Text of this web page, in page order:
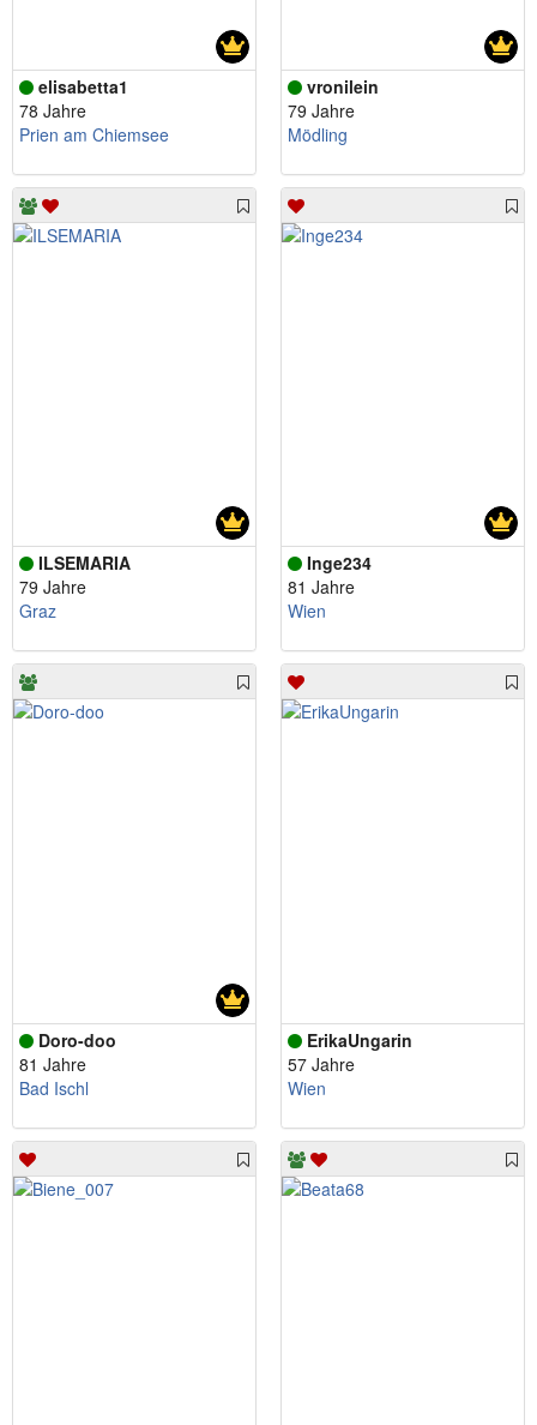
elisabetta1
78 Jahre
Prien am Chiemsee
vronilein
79 Jahre
Mödling
ILSEMARIA
79 Jahre
Graz
Inge234
81 Jahre
Wien
Doro-doo
81 Jahre
Bad Ischl
ErikaUngarin
57 Jahre
Wien